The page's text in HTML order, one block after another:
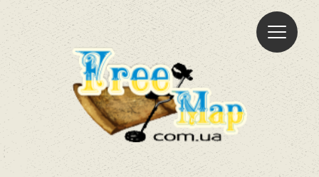
Freemap